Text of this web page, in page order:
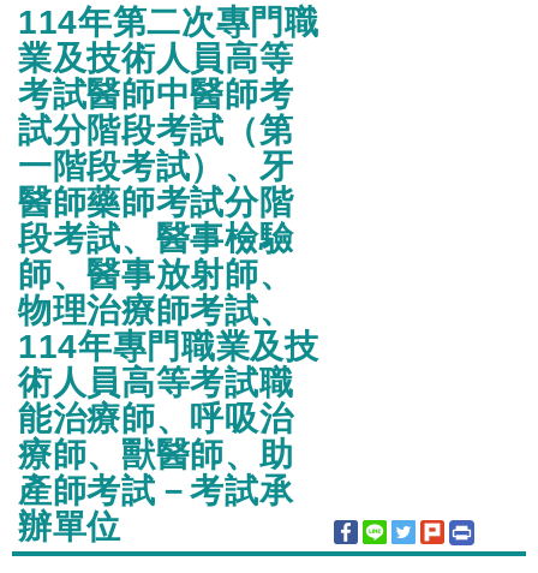
:::
114年第二次專門職
業及技術人員高等
考試醫師中醫師考
試分階段考試（第
一階段考試）、牙
醫師藥師考試分階
段考試、醫事檢驗
師、醫事放射師、
物理治療師考試、
114年專門職業及技
術人員高等考試職
能治療師、呼吸治
療師、獸醫師、助
產師考試－考試承
辦單位